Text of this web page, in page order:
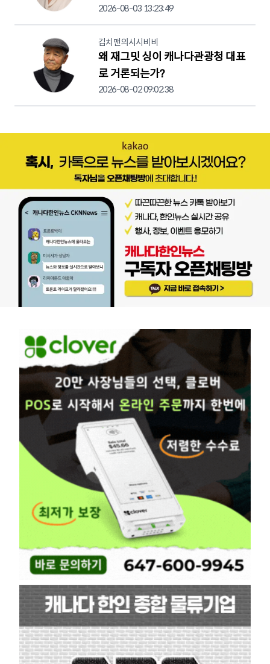
2026-08-03 13:23:49
김치맨의시시비비
왜 재그밋 싱이 캐나다관광청 대표
로 거론되는가?
2026-08-02 09:02:38